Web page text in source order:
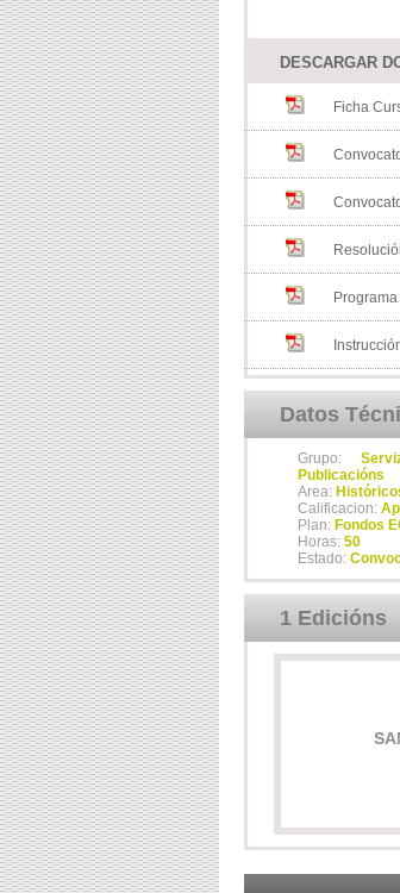
DESCARGAR
Ficha
Programa
Datos
Grupo:
Publicacións
Area:
Calificacion:
Plan: Fondos
Horas: 50
Estado:
1 Edicións